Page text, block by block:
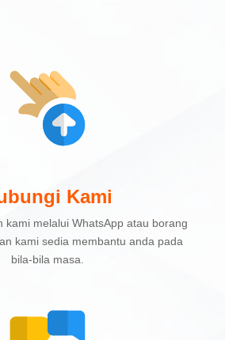
Kami
kami melalui WhatsApp atau borang
kami sedia membantu anda pada
bila-bila masa.